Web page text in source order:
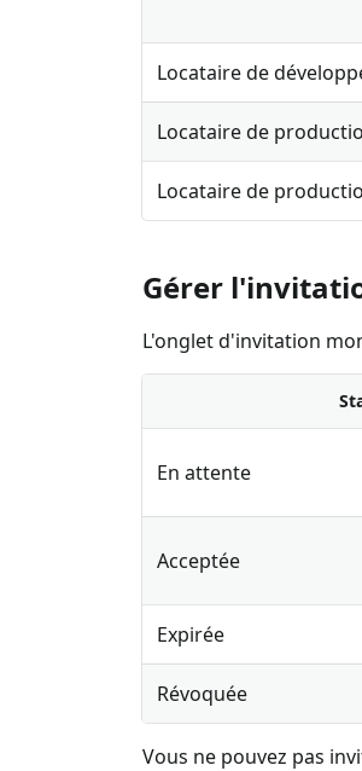
Locataire de
Locataire de
Locataire de
Gérer
L'onglet d'invitation
En attente
Acceptée
Expirée
Révoquée
Vous ne pouvez pas